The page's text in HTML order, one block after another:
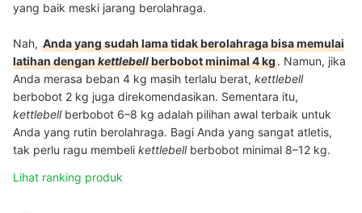
yang baik meski jarang berolahraga.
Nah, Anda yang sudah lama tidak berolahraga bisa memulai
latihan dengankettlebellberbobot minimal 4 kg. Namun, jika
Anda merasa beban 4 kg masih terlalu berat, kettlebell
berbobot 2 kg juga direkomendasikan. Sementara itu,
kettlebellberbobot 6–8 kg adalah pilihan awal terbaik untuk
Anda yang rutin berolahraga. Bagi Anda yang sangat atletis,
tak perlu ragu membeli kettlebellberbobot minimal 8–12 kg.
Lihat ranking produk